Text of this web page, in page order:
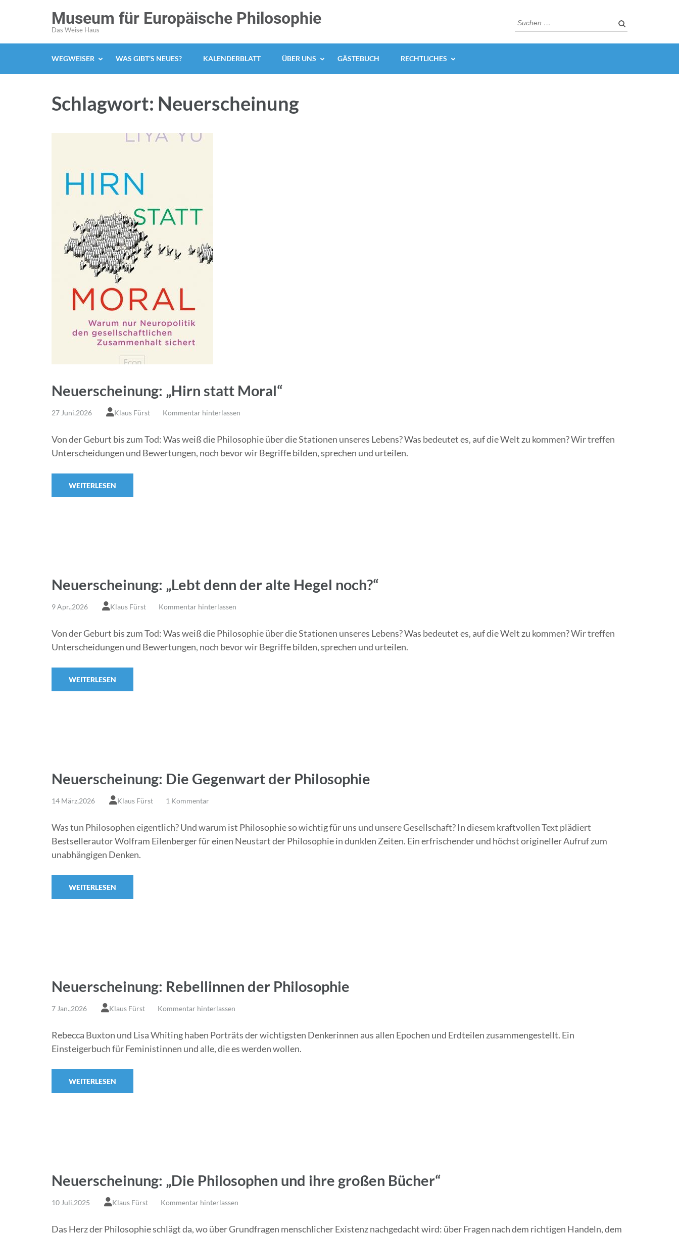
(Enter
Museum für Europäische Philosophie
Das Weise Haus
Suchen
nach:
WEGWEISER WAS GIBT’S NEUES? KALENDERBLATT ÜBER UNS GÄSTEBUCH RECHTLICHES
Schlagwort: Neuerscheinung
Neuerscheinung: „Hirn statt Moral“
27 Juni,2026 Klaus Fürst Kommentar hinterlassen
Von der Geburt bis zum Tod: Was weiß die Philosophie über die Stationen unseres Lebens? Was bedeutet es, auf die Welt zu kommen? Wir treffen
Unterscheidungen und Bewertungen, noch bevor wir Begriffe bilden, sprechen und urteilen.
WEITERLESEN
Neuerscheinung: „Lebt denn der alte Hegel noch?“
9 Apr.,2026 Klaus Fürst Kommentar hinterlassen
Von der Geburt bis zum Tod: Was weiß die Philosophie über die Stationen unseres Lebens? Was bedeutet es, auf die Welt zu kommen? Wir treffen
Unterscheidungen und Bewertungen, noch bevor wir Begriffe bilden, sprechen und urteilen.
WEITERLESEN
Neuerscheinung: Die Gegenwart der Philosophie
14 März,2026 Klaus Fürst 1 Kommentar
Was tun Philosophen eigentlich? Und warum ist Philosophie so wichtig für uns und unsere Gesellschaft? In diesem kraftvollen Text plädiert
Bestsellerautor Wolfram Eilenberger für einen Neustart der Philosophie in dunklen Zeiten. Ein erfrischender und höchst origineller Aufruf zum
unabhängigen Denken.
WEITERLESEN
Neuerscheinung: Rebellinnen der Philosophie
7 Jan.,2026 Klaus Fürst Kommentar hinterlassen
Rebecca Buxton und Lisa Whiting haben Porträts der wichtigsten Denkerinnen aus allen Epochen und Erdteilen zusammengestellt. Ein
Einsteigerbuch für Feministinnen und alle, die es werden wollen.
WEITERLESEN
Neuerscheinung: „Die Philosophen und ihre großen Bücher“
10 Juli,2025 Klaus Fürst Kommentar hinterlassen
Das Herz der Philosophie schlägt da, wo über Grundfragen menschlicher Existenz nachgedacht wird: über Fragen nach dem richtigen Handeln, dem